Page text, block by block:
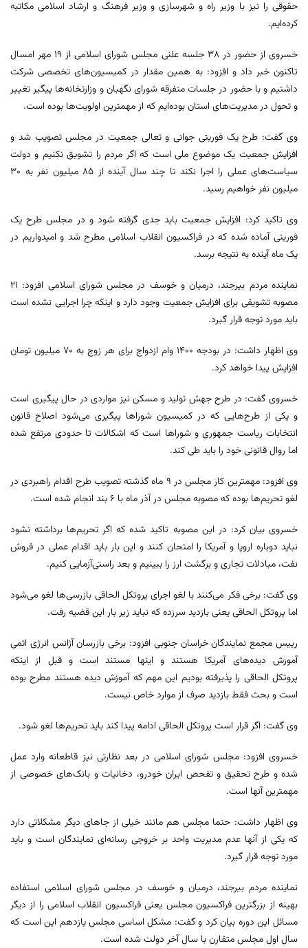
حقوقی را نیز با وزیر راه و شهرسازی و وزیر فرهنگ و ارشاد اسلامی مکاتبه
کرده‌ایم.
خسروی از حضور در ۳۸ جلسه علنی مجلس شورای اسلامی از ۱۹ مهر امسال
تاکنون خبر داد و افزود: به همین مقدار در کمیسیون‌های تخصصی شرکت
داشتیم و با حضور در جلسات متفرقه شورای نگهبان و وزارتخانه‌ها پیگیر تغییر
و تحول در مدیریت‌های استان بوده‌ایم که از مهمترین اولویت‌ها بوده است.
وی گفت: طرح یک فوریتی جوانی و تعالی جمعیت در مجلس تصویب شد و
افزایش جمعیت یک موضوع ملی است که اگر مردم را تشویق نکنیم و دولت
سیاست‌های عملی را اجرا نکند تا چند سال آینده از ۸۵ میلیون نفر به ۳۰
میلیون نفر خواهیم رسید.
وی تاکید کرد: افزایش جمعیت باید جدی گرفته شود و در مجلس طرح یک
فوریتی آماده شده که در فراکسیون انقلاب اسلامی مطرح شد و امیدواریم در
یک ماه آینده به نتیجه برسد.
نماینده مردم بیرجند، درمیان و خوسف در مجلس شورای اسلامی افزود: ۲۱
مصوبه تشویقی برای افزایش جمعیت وجود دارد و اینکه چرا اجرایی نشده است
باید مورد توجه قرار گیرد.
وی اظهار داشت: در بودجه ۱۴۰۰ وام ازدواج برای هر زوج به ۷۰ میلیون تومان
افزایش پیدا خواهد کرد.
خسروی گفت: در طرح جهش تولید و مسکن نیز مواردی در حال پیگیری است
و یکی از طرح‌هایی که در کمیسیون شوراها پیگیری می‌شود اصلاح قانون
انتخابات ریاست جمهوری و شوراها است که اشکالات تا حدودی مرتفع شده
اما روال قانونی خود را باید طی کند.
وی افزود: مهمترین کار مجلس در ۹ ماه گذشته تصویب طرح اقدام راهبردی در
لغو تحریم‌ها بوده که مصوبه مجلس در آذر ماه با ۶ بند انجام شده است.
خسروی بیان کرد: در این مصوبه تاکید شده که اگر تحریم‌ها برداشته نشود
نباید دوباره اروپا و آمریکا را امتحان کنند و این بار باید اقدام عملی در فروش
نفت، مبادلات تجاری و برگشت ارز را ببینیم و بعد راستی‌آزمایی کنیم.
وی گفت: برخی فکر می‌کنند با لغو اجرای پروتکل‌ الحاقی بازرسی‌ها لغو می‌شود
اما پروتکل الحاقی یعنی بازدید سرزده که نباید زیر بار این قضیه رفت.
رییس مجمع نمایندگان خراسان جنوبی افزود: برخی بازرسان آژانس انرژی اتمی
آموزش دیده‌های آمریکا هستند و اینها مستند است و قبل از اینکه
پروتکل الحاقی را پذیرفته بودیم این مهم که آموزش دیده هستند مطرح بوده
است و بحث فقط بازدید صرف از موارد خاص نیست.
وی گفت: اگر قرار است پروتکل الحاقی ادامه پیدا کند باید تحریم‌ها لغو شود.
خسروی افزود: مجلس شورای اسلامی در بعد نظارتی نیز قاطعانه وارد عمل
شده و طرح تحقیق و تفحص ایران خودرو، دخانیات و بانک‌های خصوصی از
مهمترین آنها است.
وی اظهار داشت: حتما مجلس هم مانند خیلی از جاهای دیگر مشکلاتی دارد
که یکی از آنها عدم مدیریت واحد بر خروجی رسانه‌ای نمایندگان است و باید
مورد توجه قرار گیرد.
نماینده مردم بیرجند، درمیان و خوسف در مجلس شورای اسلامی استفاده
بهینه از بزرگترین فراکسیون مجلس یعنی فراکسیون انقلاب اسلامی را از دیگر
مسائل این دوره بیان کرد و گفت: مشکل اساسی مجلس یازدهم این است که
سال اول مجلس متقارن با سال آخر دولت شده است.